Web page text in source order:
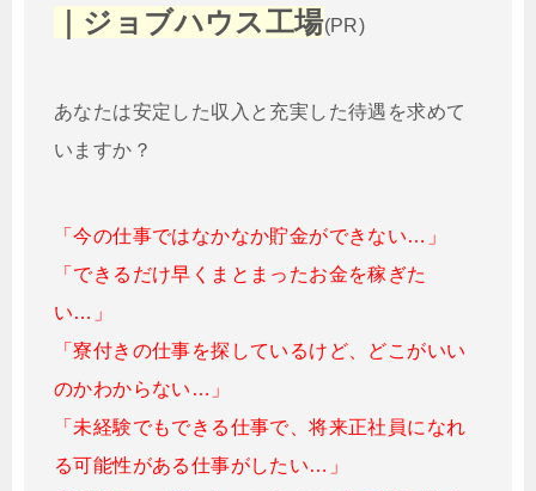
｜ジョブハウス工場(PR)
あなたは安定した収入と充実した待遇を求めて
いますか？
「今の仕事ではなかなか貯金ができない…」
「できるだけ早くまとまったお金を稼ぎた
い…」
「寮付きの仕事を探しているけど、どこがいい
のかわからない…」
「未経験でもできる仕事で、将来正社員になれ
る可能性がある仕事がしたい…」